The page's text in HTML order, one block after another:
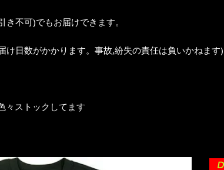
不可)でもお届けできます。
け日数がかかります。事故,紛失の責任は負いかねます)
々ストックしてます